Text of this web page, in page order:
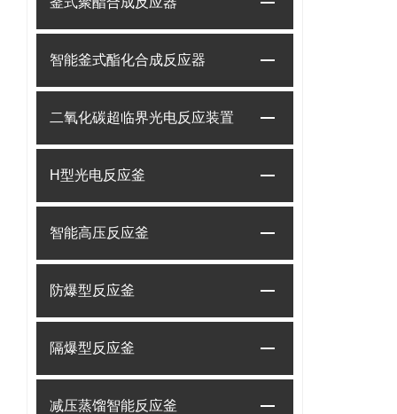
智能釜式酯化合成反应器
二氧化碳超临界光电反应装置
H型光电反应釜
智能高压反应釜
防爆型反应釜
隔爆型反应釜
减压蒸馏智能反应釜